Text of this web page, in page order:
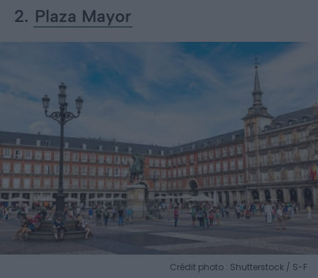
2. Plaza Mayor
Crédit photo : Shutterstock / S-F